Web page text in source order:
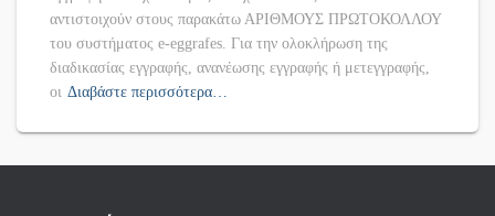
αντιστοιχούν στους παρακάτω ΑΡΙΘΜΟΥΣ ΠΡΩΤΟΚΟΛΛΟΥ
του συστήματος e-eggrafes. Για την ολοκλήρωση της
διαδικασίας εγγραφής, ανανέωσης εγγραφής ή μετεγγραφής,
οι Διαβάστε περισσότερα…